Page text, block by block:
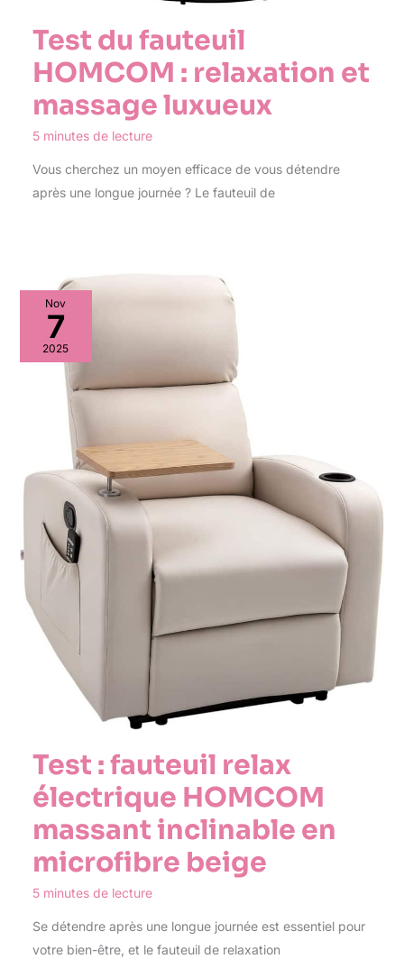
Test du fauteuil
HOMCOM : relaxation et
massage luxueux
5 minutes de lecture
Vous cherchez un moyen efficace de vous détendre
après une longue journée ? Le fauteuil de
Nov
7
2025
Test : fauteuil relax
électrique HOMCOM
massant inclinable en
microfibre beige
5 minutes de lecture
Se détendre après une longue journée est essentiel pour
votre bien-être, et le fauteuil de relaxation